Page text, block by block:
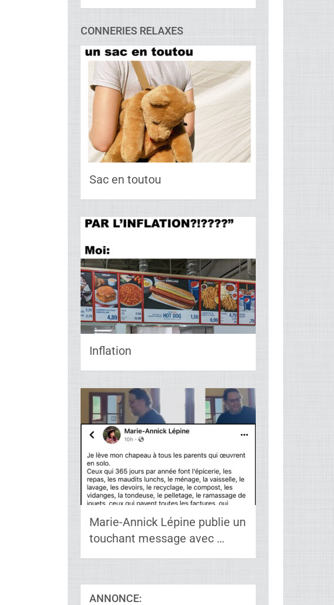
CONNERIES RELAXES
Sac en toutou
Inflation
Marie-Annick Lépine publie un
touchant message avec …
ANNONCE: